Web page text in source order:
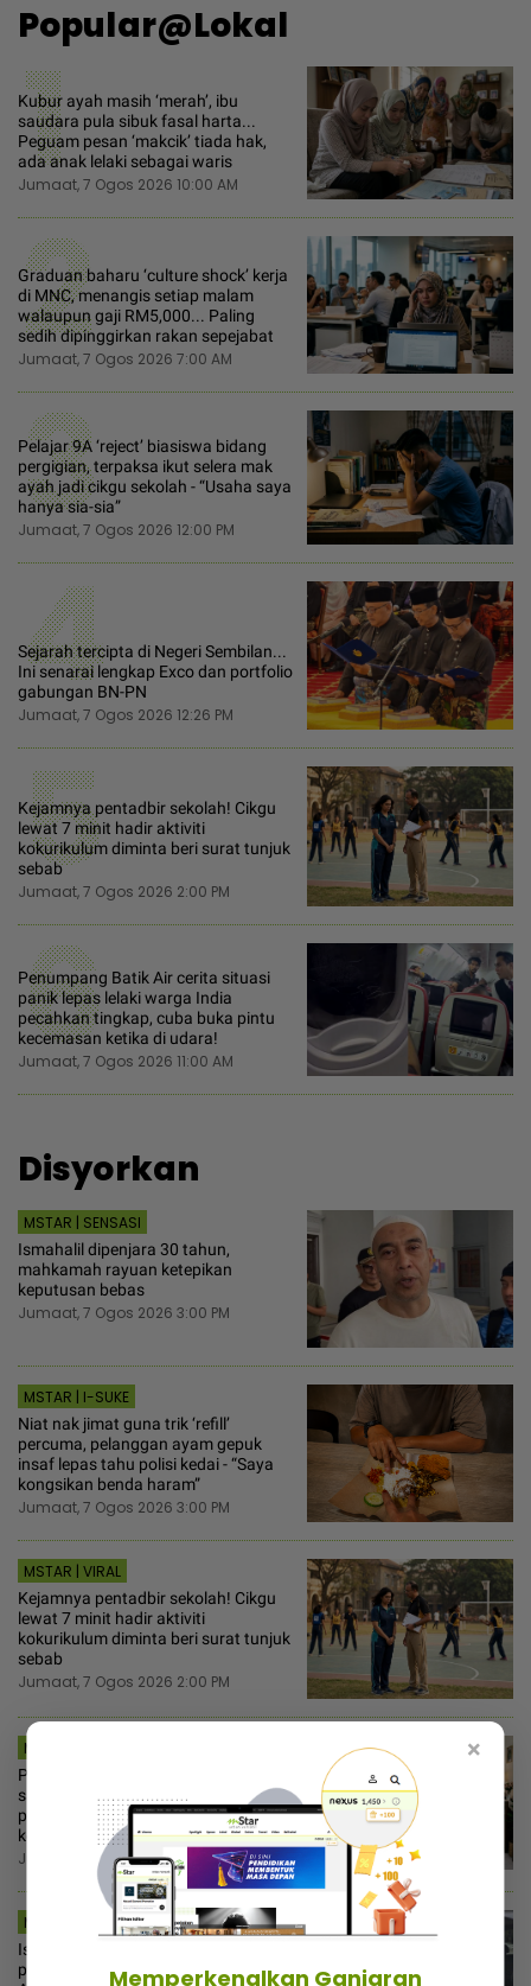
Popular@Lokal
1
Kubur ayah masih ‘merah’, ibu
saudara pula sibuk fasal harta...
Peguam pesan ‘makcik’ tiada hak,
ada anak lelaki sebagai waris
Jumaat, 7 Ogos 2026 10:00 AM
2
Graduan baharu ‘culture shock’ kerja
di MNC, menangis setiap malam
walaupun gaji RM5,000... Paling
sedih dipinggirkan rakan sepejabat
Jumaat, 7 Ogos 2026 7:00 AM
3
Pelajar 9A ‘reject’ biasiswa bidang
pergigian, terpaksa ikut selera mak
ayah jadi cikgu sekolah - “Usaha saya
hanya sia-sia”
Jumaat, 7 Ogos 2026 12:00 PM
4
Sejarah tercipta di Negeri Sembilan...
Ini senarai lengkap Exco dan portfolio
gabungan BN-PN
Jumaat, 7 Ogos 2026 12:26 PM
5
Kejamnya pentadbir sekolah! Cikgu
lewat 7 minit hadir aktiviti
kokurikulum diminta beri surat tunjuk
sebab
Jumaat, 7 Ogos 2026 2:00 PM
6
Penumpang Batik Air cerita situasi
panik lepas lelaki warga India
pecahkan tingkap, cuba buka pintu
kecemasan ketika di udara!
Jumaat, 7 Ogos 2026 11:00 AM
Disyorkan
MSTAR | SENSASI
Ismahalil dipenjara 30 tahun,
mahkamah rayuan ketepikan
keputusan bebas
Jumaat, 7 Ogos 2026 3:00 PM
MSTAR | I-SUKE
Niat nak jimat guna trik ‘refill’
percuma, pelanggan ayam gepuk
insaf lepas tahu polisi kedai - “Saya
kongsikan benda haram”
Jumaat, 7 Ogos 2026 3:00 PM
MSTAR | VIRAL
Kejamnya pentadbir sekolah! Cikgu
lewat 7 minit hadir aktiviti
kokurikulum diminta beri surat tunjuk
sebab
Jumaat, 7 Ogos 2026 2:00 PM
MSTAR | VIRAL
Perkahwinan impian wanita hancur,
saudara ‘tolong‘ pilih tema! Bapa
pula menekan-nekan suruh hormat
keputusan orang tua
Jumaat, 7 Ogos 2026 1:00 PM
MSTAR | SEMASA
Ismail Sabri jalani prosedur pasang
perentak jantung petang Jumaat...
×
Memperkenalkan Ganjaran